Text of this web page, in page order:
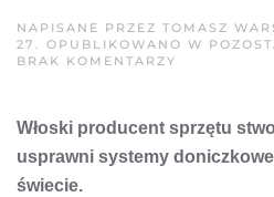
NAPISANE PRZEZ TOMASZ
27 . OPUBLIKOWANO W
BRAK KOMENTARZY
DLA
I
Włoski producent sprzętu
usprawni systemy
świecie.